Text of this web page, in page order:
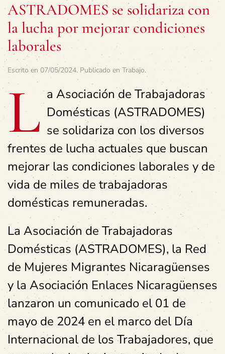
ASTRADOMES se solidariza con
la lucha por mejorar condiciones
laborales
Escrito en 07/05/2024. Publicado en Trabajo.
L a Asociación de Trabajadoras
Domésticas (ASTRADOMES)
se solidariza con los diversos
frentes de lucha actuales que buscan
mejorar las condiciones laborales y de
vida de miles de trabajadoras
domésticas remuneradas.
La Asociación de Trabajadoras
Domésticas (ASTRADOMES), la Red
de Mujeres Migrantes Nicaragüenses
y la Asociación Enlaces Nicaragüenses
lanzaron un comunicado el 01 de
mayo de 2024 en el marco del Día
Internacional de los Trabajadores, que